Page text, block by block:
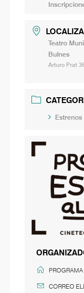
Teatro
Bulnes
Arturo Prat
Estrenos
CORREO